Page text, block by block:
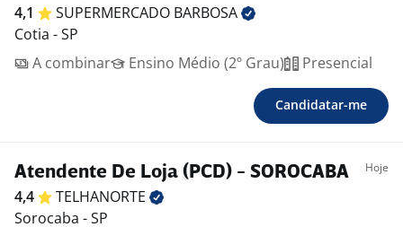
4,1 SUPERMERCADO BARBOSA
Cotia - SP
A combinar
Ensino Médio (2º Grau) Presencial
Candidatar-me
Atendente De Loja (PCD) - SOROCABA Hoje
4,4
TELHANORTE
Sorocaba - SP